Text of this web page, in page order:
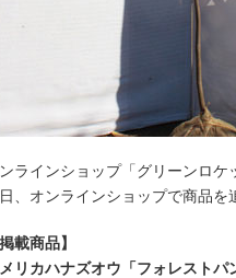
ラインショップ「グリーンロケ
、オンラインショップで商品を
掲載商品】
リカハナズオウ「フォレストパ